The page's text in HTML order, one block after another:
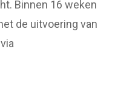
Binnen 16 weken
de uitvoering van